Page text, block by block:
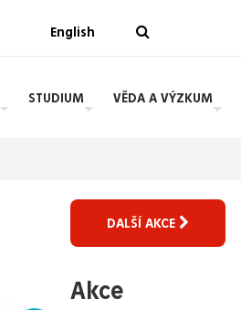
English
STUDIUM VĚDA A VÝZKUM
DALŠÍ AKCE
Akce